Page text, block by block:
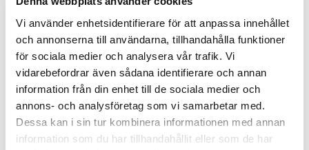
Vi använder enhetsidentifierare för att anpassa innehållet
och annonserna till användarna, tillhandahålla funktioner
för sociala medier och analysera vår trafik. Vi
vidarebefordrar även sådana identifierare och annan
information från din enhet till de sociala medier och
annons- och analysföretag som vi samarbetar med.
Dessa kan i sin tur kombinera informationen med annan
information som du har tillhandahållit eller som de har
Välkommen att följa mig:
Spotify
Facebook